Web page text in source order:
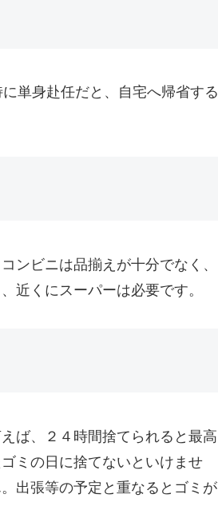
単身赴任だと、自宅へ帰省する
ンビニは品揃えが十分でなく、
近くにスーパーは必要です。
ば、２４時間捨てられると最高
ミの日に捨てないといけませ
出張等の予定と重なるとゴミが